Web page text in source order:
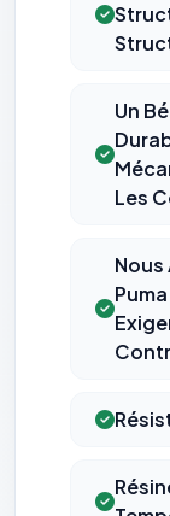
Un
Les
Nous